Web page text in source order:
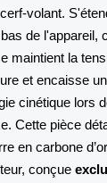
volant.
de l'appareil,
maintient la
et encaisse
cinétique lors
Cette pièce
en carbone
conçue